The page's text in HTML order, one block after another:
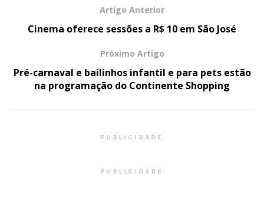
Artigo Anterior
Cinema oferece sessões a R$ 10 em São José
Próximo Artigo
Pré-carnaval e bailinhos infantil e para pets estão
na programação do Continente Shopping
PUBLICIDADE
PUBLICIDADE